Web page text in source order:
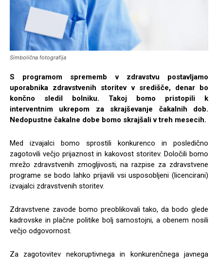
Simbolična fotografija
S programom sprememb v zdravstvu postavljamo
uporabnika zdravstvenih storitev v središče, denar bo
končno sledil bolniku. Takoj bomo pristopili k
interventnim ukrepom za skrajševanje čakalnih dob.
Nedopustne čakalne dobe bomo skrajšali v treh mesecih.
Med izvajalci bomo sprostili konkurenco in posledično
zagotovili večjo prijaznost in kakovost storitev. Določili bomo
mrežo zdravstvenih zmogljivosti, na razpise za zdravstvene
programe se bodo lahko prijavili vsi usposobljeni (licencirani)
izvajalci zdravstvenih storitev.
Zdravstvene zavode bomo preoblikovali tako, da bodo glede
kadrovske in plačne politike bolj samostojni, a obenem nosili
večjo odgovornost.
Za zagotovitev nekoruptivnega in konkurenčnega javnega